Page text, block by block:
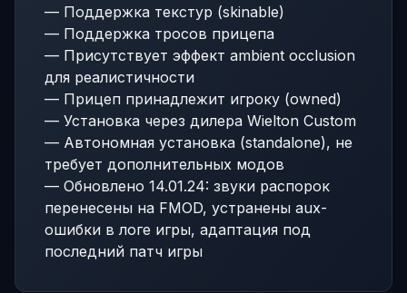
— Поддержка текстур (skinable)
— Поддержка тросов прицепа
— Присутствует эффект ambient occlusion
для реалистичности
— Прицеп принадлежит игроку (owned)
— Установка через дилера Wielton Custom
— Автономная установка (standalone), не
требует дополнительных модов
— Обновлено 14.01.24: звуки распорок
перенесены на FMOD, устранены aux-
ошибки в логе игры, адаптация под
последний патч игры